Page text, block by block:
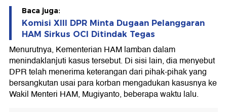
Baca juga:
Komisi XIII DPR Minta Dugaan Pelanggaran
HAM Sirkus OCI Ditindak Tegas
Menurutnya, Kementerian HAM lamban dalam
menindaklanjuti kasus tersebut. Di sisi lain, dia menyebut
DPR telah menerima keterangan dari pihak-pihak yang
bersangkutan usai para korban mengadukan kasusnya ke
Wakil Menteri HAM, Mugiyanto, beberapa waktu lalu.